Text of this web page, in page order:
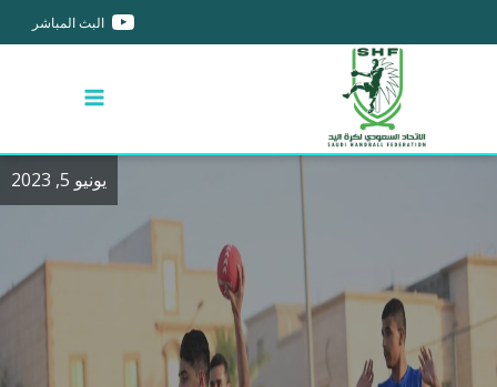
البث المباشر
يونيو 5, 2023